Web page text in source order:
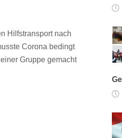
Hilfstransport nach
Corona bedingt
Gruppe gemacht